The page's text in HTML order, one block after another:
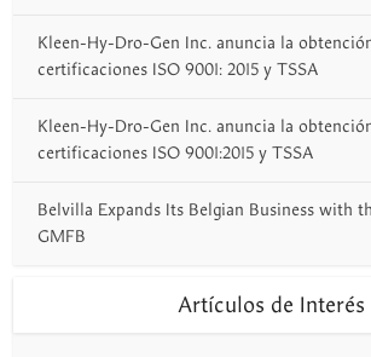
Kleen-Hy-Dro-Gen Inc. anuncia la
certificaciones ISO 9001: 2015 y TSSA
Kleen-Hy-Dro-Gen Inc. anuncia la
certificaciones ISO 9001:2015 y TSSA
Belvilla Expands Its Belgian Business with
GMFB
Artículos de Interés